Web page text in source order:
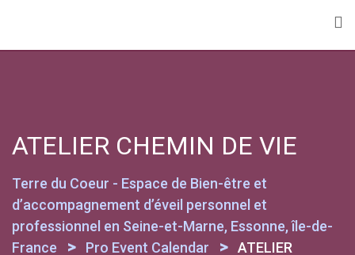
content
ATELIER CHEMIN DE VIE
Terre du Coeur - Espace de Bien-être et
d’accompagnement d’éveil personnel et
professionnel en Seine-et-Marne, Essonne, île-de-
France
> Pro Event Calendar > ATELIER